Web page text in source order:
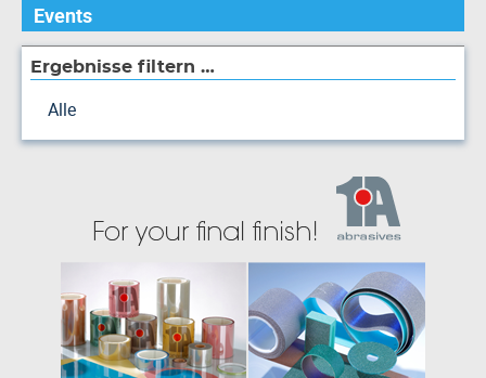
Events
Ergebnisse filtern …
Alle